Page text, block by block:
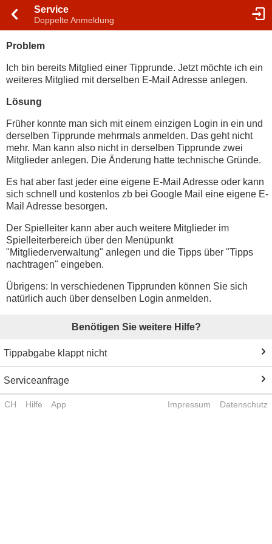
Service
Doppelte Anmeldung
Problem
Ich bin bereits Mitglied einer Tipprunde. Jetzt möchte ich ein
weiteres Mitglied mit derselben E-Mail Adresse anlegen.
Lösung
Früher konnte man sich mit einem einzigen Login in ein und
derselben Tipprunde mehrmals anmelden. Das geht nicht
mehr. Man kann also nicht in derselben Tipprunde zwei
Mitglieder anlegen. Die Änderung hatte technische Gründe.
Es hat aber fast jeder eine eigene E-Mail Adresse oder kann
sich schnell und kostenlos zb bei Google Mail eine eigene E-
Mail Adresse besorgen.
Der Spielleiter kann aber auch weitere Mitglieder im
Spielleiterbereich über den Menüpunkt
"Mitgliederverwaltung" anlegen und die Tipps über "Tipps
nachtragen" eingeben.
Übrigens: In verschiedenen Tipprunden können Sie sich
natürlich auch über denselben Login anmelden.
Benötigen Sie weitere Hilfe?
Tippabgabe klappt nicht
Serviceanfrage
CH Hilfe App Impressum Datenschutz